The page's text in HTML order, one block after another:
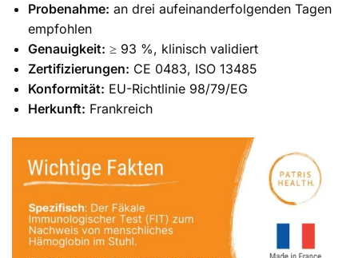
Probenahme: an drei aufeinanderfolgenden Tagen
empfohlen
Genauigkeit: ≥ 93 %, klinisch validiert
Zertifizierungen: CE 0483, ISO 13485
Konformität: EU-Richtlinie 98/79/EG
Herkunft: Frankreich